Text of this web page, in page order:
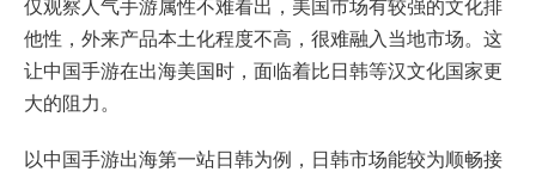
仅观察人气手游属性不难看出，美国市场有较强的文化排
他性，外来产品本土化程度不高，很难融入当地市场。这
让中国手游在出海美国时，面临着比日韩等汉文化国家更
大的阻力。
以中国手游出海第一站日韩为例，日韩市场能较为顺畅接